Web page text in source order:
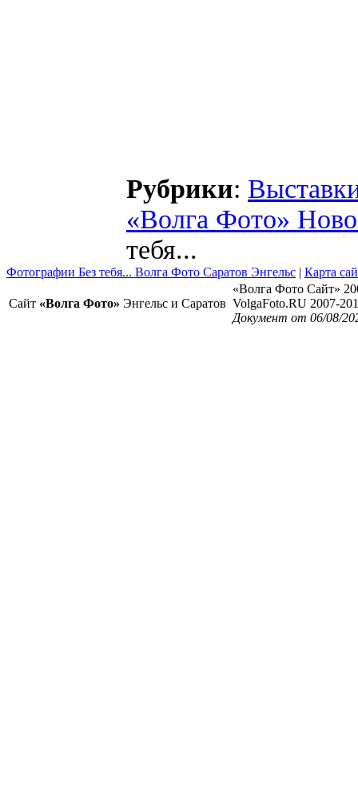
Рубрики:
«Волга Фото»
тебя...
Фотографии Без тебя... Волга Фото Саратов Энгельс | Карта
Сайт «Волга Фото» Энгельс и Саратов
«Волга Фото Сайт»
VolgaFoto.RU 2007-
Документ от 06/08/